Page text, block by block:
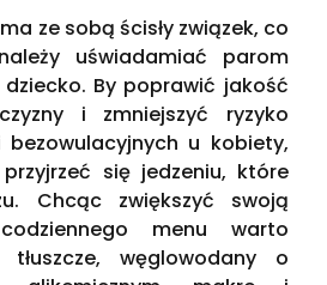
ze sobą ścisły związek, co
uświadamiać parom
By poprawić jakość
i zmniejszyć ryzyko
u kobiety,
się jedzeniu, które
Chcąc zwiększyć swoją
menu warto
tłuszcze, węglowodany o